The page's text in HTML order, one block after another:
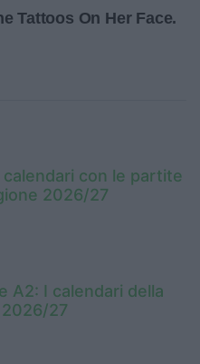
calendari con le partite
2026/27
A2: I calendari della
27